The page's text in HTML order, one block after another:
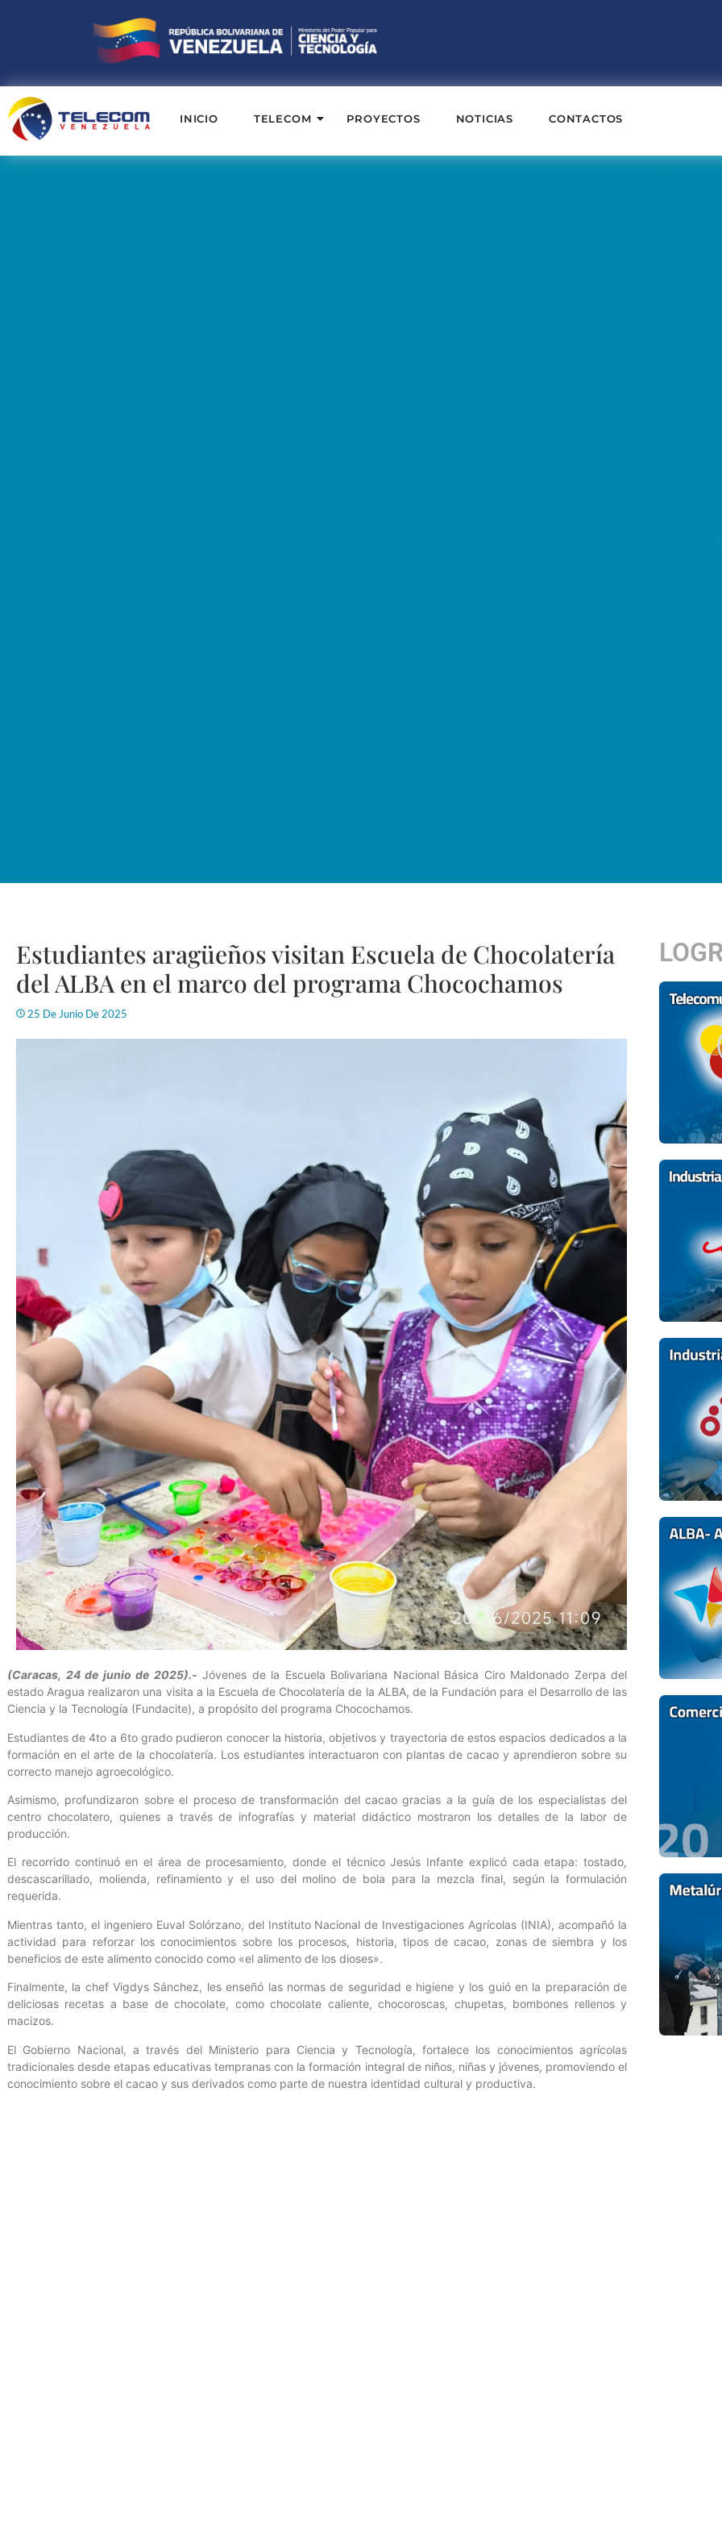
INICIO TELECOM PROYECTOS NOTICIAS CONTACTOS
Estudiantes aragüeños visitan Escuela de Chocolatería
del ALBA en el marco del programa Chocochamos
25 De Junio De 2025
(Caracas, 24 de junio de 2025).- Jóvenes de la Escuela Bolivariana Nacional Básica Ciro Maldonado Zerpa del
estado Aragua realizaron una visita a la Escuela de Chocolatería de la ALBA, de la Fundación para el Desarrollo de las
Ciencia y la Tecnología (Fundacite), a propósito del programa Chocochamos.
Estudiantes de 4to a 6to grado pudieron conocer la historia, objetivos y trayectoria de estos espacios dedicados a la
formación en el arte de la chocolatería. Los estudiantes interactuaron con plantas de cacao y aprendieron sobre su
correcto manejo agroecológico.
Asimismo, profundizaron sobre el proceso de transformación del cacao gracias a la guía de los especialistas del
centro chocolatero, quienes a través de infografías y material didáctico mostraron los detalles de la labor de
producción.
El recorrido continuó en el área de procesamiento, donde el técnico Jesús Infante explicó cada etapa: tostado,
descascarillado, molienda, refinamiento y el uso del molino de bola para la mezcla final, según la formulación
requerida.
Mientras tanto, el ingeniero Euval Solórzano, del Instituto Nacional de Investigaciones Agrícolas (INIA), acompañó la
actividad para reforzar los conocimientos sobre los procesos, historia, tipos de cacao, zonas de siembra y los
beneficios de este alimento conocido como «el alimento de los dioses».
Finalmente, la chef Vigdys Sánchez, les enseñó las normas de seguridad e higiene y los guió en la preparación de
deliciosas recetas a base de chocolate, como chocolate caliente, chocoroscas, chupetas, bombones rellenos y
macizos.
El Gobierno Nacional, a través del Ministerio para Ciencia y Tecnología, fortalece los conocimientos agrícolas
tradicionales desde etapas educativas tempranas con la formación integral de niños, niñas y jóvenes, promoviendo el
conocimiento sobre el cacao y sus derivados como parte de nuestra identidad cultural y productiva.